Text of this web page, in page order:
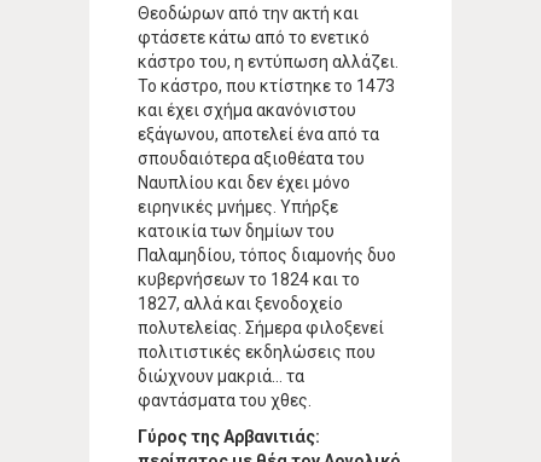
Θεοδώρων από την ακτή και
φτάσετε κάτω από το ενετικό
κάστρο του, η εντύπωση αλλάζει.
Το κάστρο, που κτίστηκε το 1473
και έχει σχήμα ακανόνιστου
εξάγωνου, αποτελεί ένα από τα
σπουδαιότερα αξιοθέατα του
Ναυπλίου και δεν έχει μόνο
ειρηνικές μνήμες. Υπήρξε
κατοικία των δημίων του
Παλαμηδίου, τόπος διαμονής δυο
κυβερνήσεων το 1824 και το
1827, αλλά και ξενοδοχείο
πολυτελείας. Σήμερα φιλοξενεί
πολιτιστικές εκδηλώσεις που
διώχνουν μακριά… τα
φαντάσματα του χθες.
Γύρος της Αρβανιτιάς: